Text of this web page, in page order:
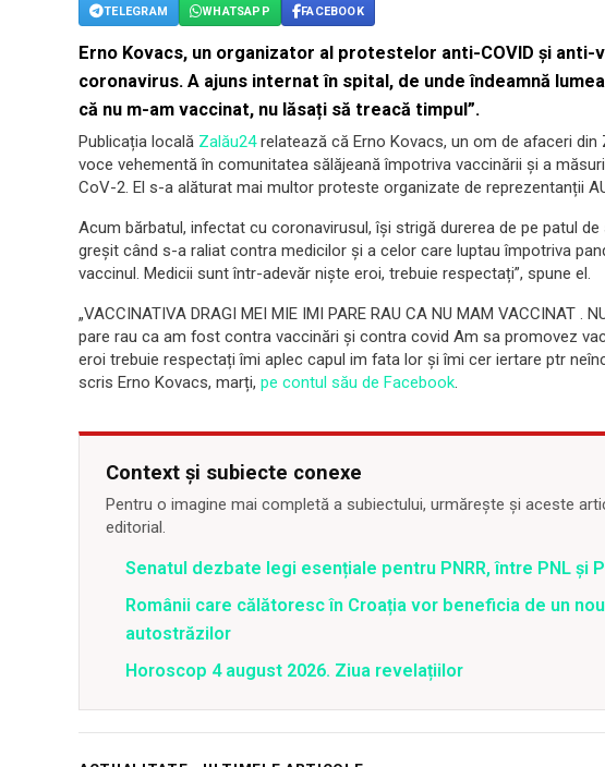
TELEGRAM WHATSAPP FACEBOOK
Erno Kovacs, un organizator al protestelor anti-COVID și
coronavirus. A ajuns internat în spital, de unde îndeamnă
că nu m-am vaccinat, nu lăsați să treacă timpul”.
Publicația locală Zalău24relatează că Erno Kovacs, un om de afaceri din
voce vehementă în comunitatea sălăjeană împotriva vaccinării și a
CoV-2. El s-a alăturat mai multor proteste organizate de reprezentanții
Acum bărbatul, infectat cu coronavirusul, își strigă durerea de pe patul
greșit când s-a raliat contra medicilor și a celor care luptau împotriva
vaccinul. Medicii sunt într-adevăr niște eroi, trebuie respectați”, spune el.
„VACCINATIVA DRAGI MEI MIE IMI PARE RAU CA NU MAM VACCINAT .
pare rau ca am fost contra vaccinări și contra covid Am sa promovez
eroi trebuie respectați îmi aplec capul im fata lor și îmi cer iertare ptr
scris Erno Kovacs, marți, pe contul său de Facebook.
Context și subiecte conexe
Pentru o imagine mai completă a subiectului, urmărește și aceste
editorial.
Senatul dezbate legi esențiale pentru PNRR, între PNL și
Românii care călătoresc în Croația vor beneficia de un
autostrăzilor
Horoscop 4 august 2026. Ziua revelațiilor